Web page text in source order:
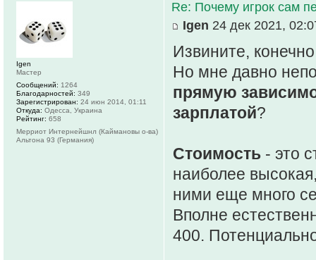
Re: Почему игрок сам
Igen 24 дек 2021,
Извините,
Но мне давно
прямую
зарплатой?
Стоимость - это
наиболее
ними еще много
Вполне
400.
Igen
Мастер
Сообщений: 1264
Благодарностей: 349
Зарегистрирован: 24 июн 2014, 01:11
Откуда: Одесса, Украина
Рейтинг: 658
Мерриот Интернейшнл (Каймановы о-ва)
Альтона 93 (Германия)